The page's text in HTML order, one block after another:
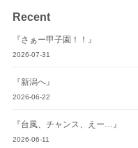
Recent
『さぁー甲子園！！』
2026-07-31
『新潟へ』
2026-06-22
『台風、チャンス、えー…』
2026-06-11